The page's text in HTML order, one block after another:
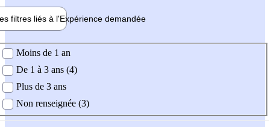
filtres liés à l'Expérience demandée
demandée
Moins de 1 an
De 1 à 3 ans (4)
Plus de 3 ans
Non renseignée (3)